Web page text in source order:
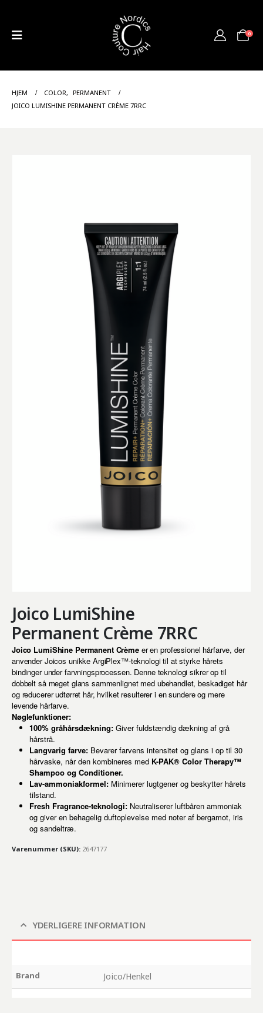
0
HJEM COLOR, PERMANENT
JOICO LUMISHINE PERMANENT CRÈME 7RRC
Joico LumiShine
Permanent Crème 7RRC
Joico LumiShine Permanent Crèmeer en professionel hårfarve, der
anvender Joicos unikke ArgiPlex™-teknologi til at styrke hårets
bindinger under farvningsprocessen. Denne teknologi sikrer op til
dobbelt så meget glans sammenlignet med ubehandlet, beskadiget hår
og reducerer udtørret hår, hvilket resulterer i en sundere og mere
levende hårfarve.
Nøglefunktioner:
100% gråhårsdækning:Giver fuldstændig dækning af grå
hårstrå.
Langvarig farve:Bevarer farvens intensitet og glans i op til 30
hårvaske, når den kombineres med K-PAK® Color Therapy™
Shampoo og Conditioner.
Lav-ammoniakformel:Minimerer lugtgener og beskytter hårets
tilstand.
Fresh Fragrance-teknologi:Neutraliserer luftbåren ammoniak
og giver en behagelig duftoplevelse med noter af bergamot, iris
og sandeltræ.
Varenummer (SKU): 2647177
YDERLIGERE INFORMATION
Brand Joico/Henkel